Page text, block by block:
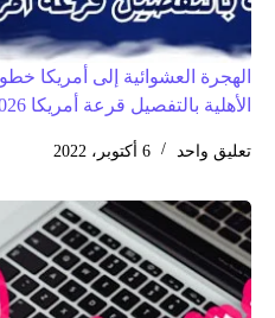
الهجرة العشوائية إلى أمريكا
الأهلية بالتفصيل قرعة أمريكا 2026
تعليق واحد 6 أكتوبر، 2022